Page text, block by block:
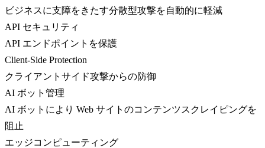
ビジネスに支障をきたす分散型攻撃を自動的に軽減
API セキュリティ
API エンドポイントを保護
Client-Side Protection
クライアントサイド攻撃からの防御
AI ボット管理
AI ボットにより Web サイトのコンテンツスクレイピングを
阻止
エッジコンピューティング